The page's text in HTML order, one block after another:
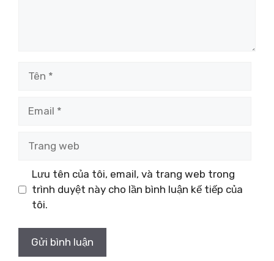
web
Lưu tên của tôi, email, và trang web trong
trình duyệt này cho lần bình luận kế tiếp của
tôi.